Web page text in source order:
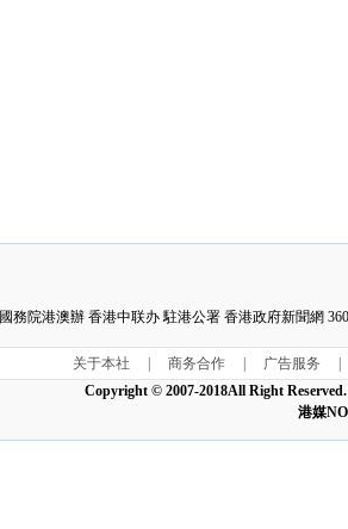
國務院港澳辦 香港中联办 駐港公署 香港政府新聞網
关于本社 商务合作 广告服务
Copyright © 2007-2018All Right
港媒